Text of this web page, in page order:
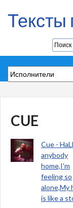
Тексты
CUE
Cue -
anybody
home,I'm
feeling so
alone,My
is like a